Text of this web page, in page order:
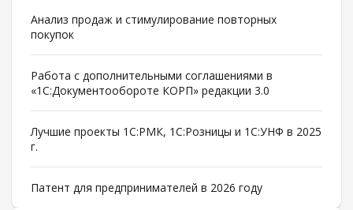
Анализ продаж и стимулирование повторных
покупок
Работа с дополнительными соглашениями в
«1С:Документообороте КОРП» редакции 3.0
Лучшие проекты 1С:РМК, 1С:Розницы и 1С:УНФ в 2025
г.
Патент для предпринимателей в 2026 году